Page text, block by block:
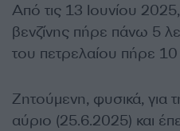
Από τις 13 Ιουνίου
βενζίνης πήρε πάνω 5
του πετρελαίου πήρε
Ζητούμενη, φυσικά, για
αύριο (25.6.2025) και